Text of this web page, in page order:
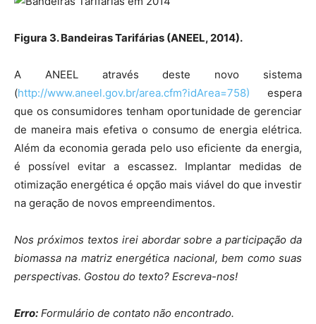
Figura 3. Bandeiras Tarifárias (ANEEL, 2014).
A ANEEL através deste novo sistema
(http://www.aneel.gov.br/area.cfm?idArea=758) espera
que os consumidores tenham oportunidade de gerenciar
de maneira mais efetiva o consumo de energia elétrica.
Além da economia gerada pelo uso eficiente da energia,
é possível evitar a escassez. Implantar medidas de
otimização energética é opção mais viável do que investir
na geração de novos empreendimentos.
Nos próximos textos irei abordar sobre a participação da
biomassa na matriz energética nacional, bem como suas
perspectivas. Gostou do texto? Escreva-nos!
Erro: Formulário de contato não encontrado.